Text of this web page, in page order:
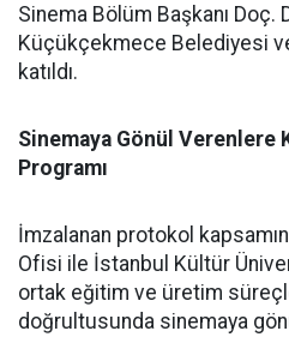
Sinema Bölüm Başkanı Doç.
Küçükçekmece Belediyesi
katıldı.
Sinemaya Gönül Verenlere
Programı
İmzalanan protokol
Ofisi ile İstanbul Kültür
ortak eğitim ve üretim
doğrultusunda sinemaya